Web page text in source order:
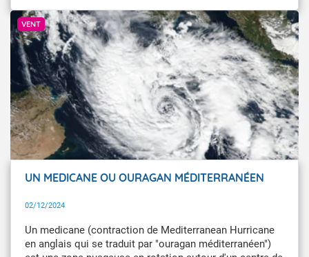
64 nœuds, c'est-à-dire 118 km/h (soit force 12 sur
l'échelle de Beaufort).
VENT
© Météo-France
UN MEDICANE OU OURAGAN MÉDITERRANÉEN
02/12/2024
Un medicane (contraction de Mediterranean Hurricane
en anglais qui se traduit par "ouragan méditerranéen")